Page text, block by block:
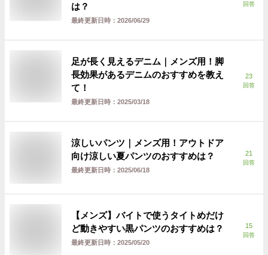
は？
最終更新日時： 2026/06/29
回答
足が長く見えるデニム｜メンズ用！脚
長効果があるデニムのおすすめを教え
て！
最終更新日時： 2025/03/18
23
回答
涼しいパンツ｜メンズ用！アウトドア
向け涼しい夏パンツのおすすめは？
最終更新日時： 2025/06/18
21
回答
【メンズ】バイトで使うタイトめだけ
ど動きやすい黒パンツのおすすめは？
最終更新日時： 2025/05/20
15
回答